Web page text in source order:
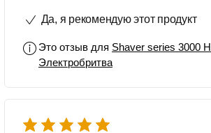
Да, я рекомендую этот продукт
Это отзыв для Shaver series 3000
Электробритва